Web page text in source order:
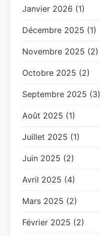
Janvier 2026 (1)
Décembre 2025 (1)
Novembre 2025 (2)
Octobre 2025 (2)
Septembre 2025 (3)
Août 2025 (1)
Juillet 2025 (1)
Juin 2025 (2)
Avril 2025 (4)
Mars 2025 (2)
Février 2025 (2)